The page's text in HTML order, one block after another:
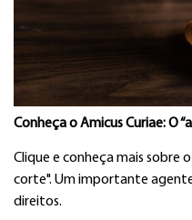
Conheça o Amicus Curiae: O
Clique e conheça mais sobre
corte". Um importante
direitos.